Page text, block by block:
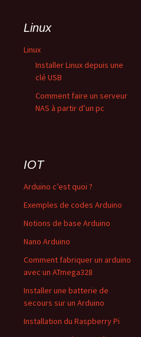
Linux
Linux
Installer Linux depuis une
clé USB
Comment faire un serveur
NAS à partir d’un pc
IOT
Arduino c’est quoi ?
Exemples de codes Arduino
Notions de base Arduino
Nano Arduino
Comment fabriquer un arduino
avec un ATmega328
Installer une batterie de
secours sur un Arduino
Installation du Raspberry Pi